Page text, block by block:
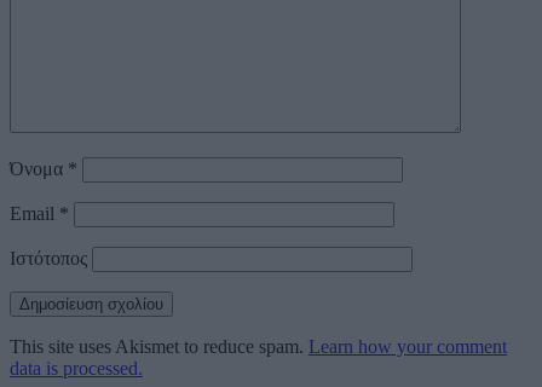
Όνομα *
Email *
Ιστότοπος
This site uses Akismet to reduce spam. Learn how your comment
data is processed.